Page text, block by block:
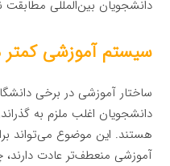
دانشجویان بین‌المللی مطابقت
سیستم آموزشی
ساختار آموزشی در برخی
دانشجویان اغلب ملزم به
هستند. این موضوع می‌تواند
آموزشی منعطف‌تر عادت دارند،